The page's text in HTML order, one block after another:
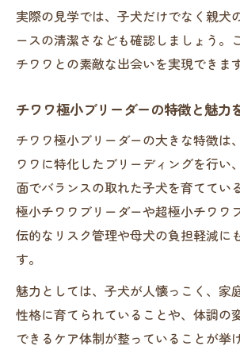
える
極小チワワブリーダー直伝
スムースチワワブリーダーに
極小サイズのチワワ向け生活
ツ
ブリーダーが語る極小チワ
実際の見学では、子犬だけでなく親犬
ースの清潔さなども確認しましょう。
チワワとの素敵な出会いを実現できます
チワワ極小ブリーダーの特徴と魅力
チワワ極小ブリーダーの大きな特徴は
ワワに特化したブリーディングを行い
面でバランスの取れた子犬を育ててい
極小チワワブリーダーや超極小チワワ
伝的なリスク管理や母犬の負担軽減に
す。
魅力としては、子犬が人懐っこく、家
性格に育てられていることや、体調の
できるケア体制が整っていることが挙